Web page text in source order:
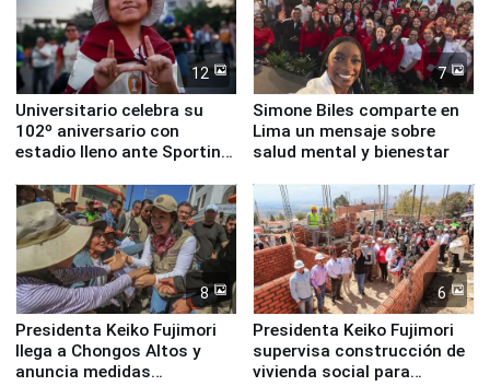
12
Universitario celebra su
102º aniversario con
estadio lleno ante Sporting
7
Simone Biles comparte en
Lima un mensaje sobre
salud mental y bienestar
8
Presidenta Keiko Fujimori
llega a Chongos Altos y
anuncia medidas
6
Presidenta Keiko Fujimori
supervisa construcción de
vivienda social para